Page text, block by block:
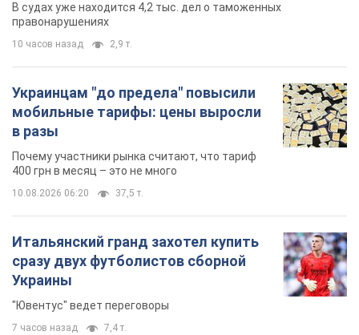
В судах уже находится 4,2 тыс. дел о таможенных
правонарушениях
10 часов назад 2,9 т.
Украинцам "до предела" повысили
мобильные тарифы: цены выросли
в разы
Почему участники рынка считают, что тариф
400 грн в месяц – это не много
10.08.2026 06:20 37,5 т.
Итальянский гранд захотел купить
сразу двух футболистов сборной
Украины
"Ювентус" ведет переговоры
7 часов назад 7,4 т.